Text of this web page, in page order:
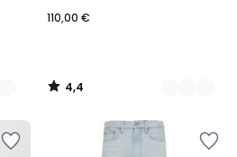
110,00 €
4,4
/